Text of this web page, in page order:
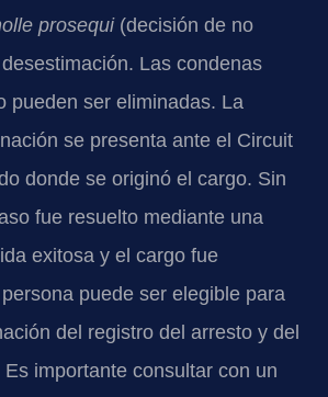
prosequi(decisión de no
Las condenas
pueden ser eliminadas. La
se presenta ante el Circuit
donde se originó el cargo. Sin
fue resuelto mediante una
exitosa y el cargo fue
puede ser elegible para
del registro del arresto y del
importante consultar con un